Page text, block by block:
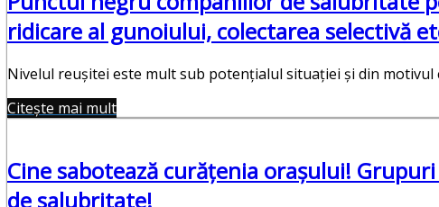
ridicare al gunoiului, colectarea selectivă
Nivelul reușitei este mult sub potențialul situației și din
Citește mai mult
Cine sabotează curățenia orașului!
de salubritate!